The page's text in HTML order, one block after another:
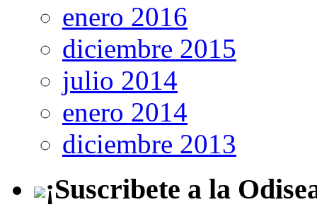
enero 2016
diciembre 2015
julio 2014
enero 2014
diciembre 2013
¡Suscribete a la